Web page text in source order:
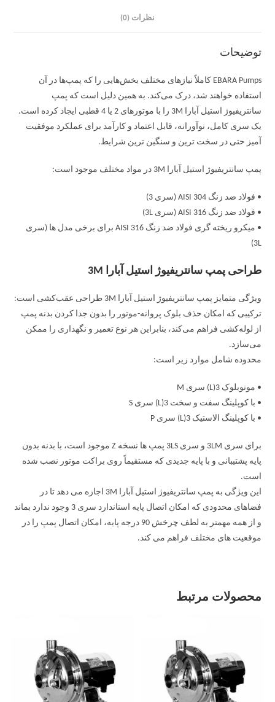
نظرات (0)
توضیحات
EBARA Pumps کاملاً نیازهای مختلف بخش‌هایی را که پمپ‌ها در آن
استفاده خواهند شد، درک می‌کند. به همین دلیل است که پمپ
سانتریفیوژ استیل آبارا 3M را با موتورهای 2 یا 4 قطبی ایجاد کرده است.
یک سری کامل، نوآورانه، قابل اعتماد و کارآمد برای عملکرد موفقیت
آمیز حتی در سخت ترین و سنگین ترین شرایط.
پمپ سانتریفیوژ استیل آبارا 3M در مواد مختلف موجود است:
• فولاد ضد زنگ AISI 304 (سری 3)
• فولاد ضد زنگ AISI 316 (سری 3L)
• میکرو ریخته گری فولاد ضد زنگ AISI 316 برای برخی مدل ها (سری
3L)
طراحی پمپ سانتریفیوژ استیل آبارا 3M
ویژگی متمایز پمپ سانتریفیوژ استیل آبارا 3M طراحی عقب‌کشی است:
ترکیبی که امکان حذف بلوک پروانه-موتور را بدون جدا کردن بدنه پمپ
از لوله‌کشی فراهم می‌کند، بنابراین هر نوع تعمیر و نگهداری را ممکن
می‌سازد.
محدوده شامل موارد زیر است:
• مونوبلوک 3(L) سری M
• با کوپلینگ سفت و سخت 3(L) سری S
• با کوپلینگ الاستیک 3(L) سری P
برای سری 3LM و سری 3LS پمپ ها نسخه Z موجود است، با بدنه بدون
پایه پشتیبانی و با پایه جدیدی که مستقیماً روی براکت موتور نصب شده
است.
این ویژگی به پمپ سانتریفیوژ استیل آبارا 3M اجازه می دهد تا در
فضاهای محدودی که امکان اتصال پایه استاندارد سری 3 وجود ندارد بماند
و از همه مهمتر به لطف چرخش 90 درجه پایه، امکان اتصال پمپ را در
موقعیت های مختلف فراهم می کند.
محصولات مرتبط